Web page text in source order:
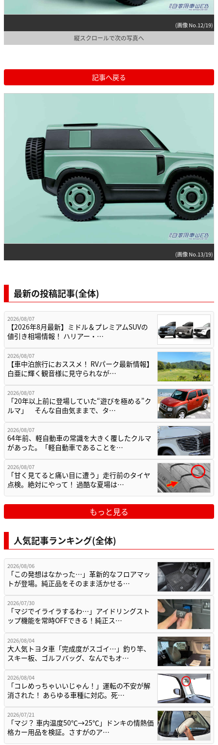
(画像 No.12/19)
縦スクロールで次の写真へ
記事へ戻る
(画像 No.13/19)
最新の投稿記事(全体)
2026/08/07
【2026年8月最新】ミドル＆プレミアムSUVの
値引き相場情報！ ハリアー・…
2026/08/07
【車中泊旅行におススメ！ RVパーク最新情報】
白亜に輝く観音様に見守られなが…
2026/08/07
「20年以上前に登場していた“遊びを極める”ク
ルマ」 そんな自由気ままで、タ…
2026/08/07
64年前、軽自動車の常識を大きく覆したクルマ
があった。「軽自動車であることを…
2026/08/07
「甘く見てると痛い目に遭う」走行前のタイヤ
点検。絶対にやって！ 過酷な夏場は…
もっと見る
人気記事ランキング(全体)
2026/08/06
「この発想はなかった…」革新的なフロアマッ
トが登場。純正品をそのまま活かせる…
2026/07/30
「マジでイライラするわ…」アイドリングスト
ップ機能を常時OFFできる！純正ス…
2026/08/04
大人気トヨタ車「完成度がスゴイ…」釣り竿、
スキー板、ゴルフバッグ、なんでもオ…
2026/08/04
「コレめっちゃいいじゃん！」運転の不安が解
消された！ あらゆる車種に対応。死…
2026/07/21
「マジ？ 車内温度50℃→25℃」ドンキの情熱価
格カー用品を検証。さすがのア…